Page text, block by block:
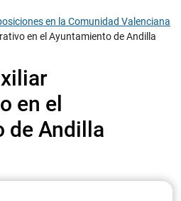
en la Comunidad Valenciana
en el Ayuntamiento de Andilla
en el
de Andilla